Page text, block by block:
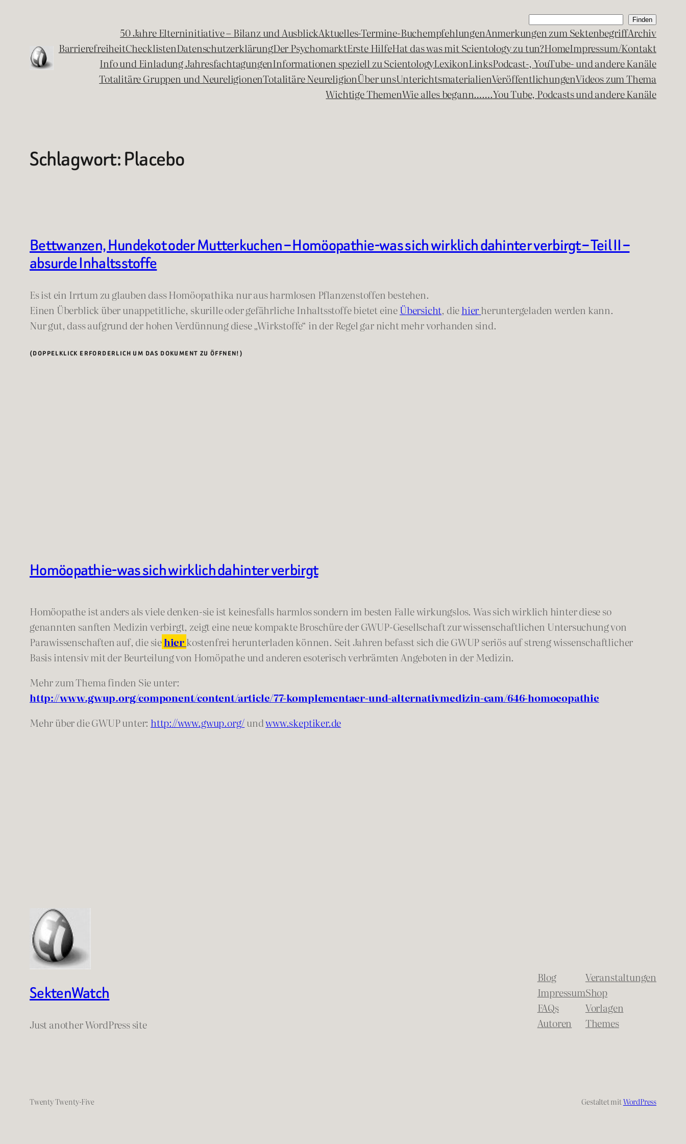
Suchen Finden
50 Jahre Elterninitiative – Bilanz und AusblickAktuelles-Termine-BuchempfehlungenAnmerkungen zum SektenbegriffArchiv
BarrierefreiheitChecklistenDatenschutzerklärungDer PsychomarktErste HilfeHat das was mit Scientology zu tun?HomeImpressum/Kontakt
Info und Einladung JahresfachtagungenInformationen speziell zu ScientologyLexikonLinksPodcast-, YouTube- und andere Kanäle
Totalitäre Gruppen und NeureligionenTotalitäre NeureligionÜber unsUnterichtsmaterialienVeröffentlichungenVideos zum Thema
Wichtige ThemenWie alles begann…….You Tube, Podcasts und andere Kanäle
Schlagwort:Placebo
Bettwanzen, Hundekot oder Mutterkuchen – Homöopathie-was sich wirklich dahinter verbirgt – Teil II –
absurde Inhaltsstoffe
Es ist ein Irrtum zu glauben dass Homöopathika nur aus harmlosen Pflanzenstoffen bestehen.
Einen Überblick über unappetitliche, skurille oder gefährliche Inhaltsstoffe bietet eineÜbersicht, diehierheruntergeladen werden kann.
Nur gut, dass aufgrund der hohen Verdünnung diese „Wirkstoffe“ in der Regel gar nicht mehr vorhanden sind.
(DOPPELKLICK ERFORDERLICH UM DAS DOKUMENT ZU ÖFFNEN!)
Homöopathie-was sich wirklich dahinter verbirgt
Homöopathe ist anders als viele denken-sie ist keinesfalls harmlos sondern im besten Falle wirkungslos. Was sich wirklich hinter diese so
genannten sanften Medizin verbirgt, zeigt eine neue kompakte Broschüre der GWUP-Gesellschaft zur wissenschaftlichen Untersuchung von
Parawissenschaften auf, die siehierkostenfrei herunterladen können. Seit Jahren befasst sich die GWUP seriös auf streng wissenschaftlicher
Basis intensiv mit der Beurteilung von Homöpathe und anderen esoterisch verbrämten Angeboten in der Medizin.
Mehr zum Thema finden Sie unter:
http://www.gwup.org/component/content/article/77-komplementaer-und-alternativmedizin-cam/646-homoeopathie
Mehr über die GWUP unter: http://www.gwup.org/undwww.skeptiker.de
SektenWatch
Just another WordPress site
Blog
Impressum
FAQs
Autoren
Veranstaltungen
Shop
Vorlagen
Themes
Twenty Twenty-Five Gestaltet mitWordPress